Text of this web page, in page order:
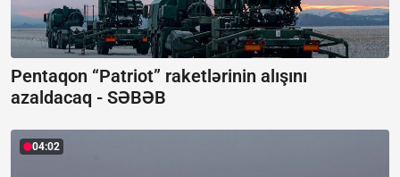
Pentaqon “Patriot” raketlərinin alışını
azaldacaq - SƏBƏB
04:02